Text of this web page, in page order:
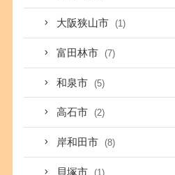
大阪狭山市 (1)
富田林市 (7)
和泉市 (5)
高石市 (2)
岸和田市 (8)
貝塚市 (1)